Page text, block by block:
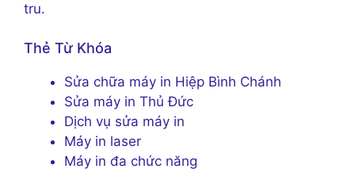
tru.
Thẻ Từ Khóa
Sửa chữa máy in Hiệp Bình Chánh
Sửa máy in Thủ Đức
Dịch vụ sửa máy in
Máy in laser
Máy in đa chức năng